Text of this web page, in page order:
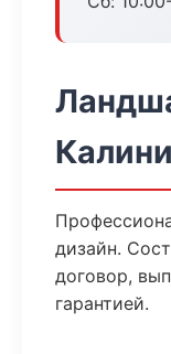
дизайн.
договор,
гарантией.